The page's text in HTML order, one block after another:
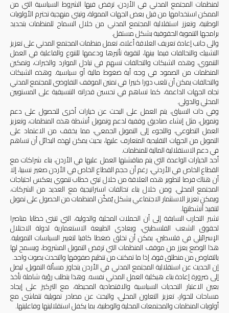
لمنظمات المجتمع المدني في الأردن، ترفض فيها الشروط السياسية التي من
الممكن استخدامها من قبل بعض الجهات الممولة، وتبني منهجية تحترم الأولويات
الوطنية، وتعزز استقلالية المجتمع المدني من خلال السماح للمنظمات بتحديد
برامجها التنموية الحقوقية بشكل مستقل.
والى جانب إعادة تعريف العلاقة أعلاه، تعمل منظمات المجتمع المدني على تعزيز
التشبيك والتحالفات فيما بينها، لتقوية تأثيرها ودعمها للتنوع والفاعلية في العمل
التنموي، وهذه الشبكات والتحالفات تسهم في تبادل الموارد والخبرات، وتمكين
المنظمات من الصمود في وجه أية ضغوط مالية أو سياسية. وهذه الشبكات
والتحالفات يمكن أن تلعب دورا كبيرا في تمتين الموقف التفاوضي للمجتمع المدني
تجاه الجهات الداعمة، كما تساهم في تحسين قدراته التنسيقية على المستويين
المحلي والدولي.
وفي ذات السياق، يتم العمل على البحث عن خيارات أخرى للحصول على دعم
وتمويل، مثل إنشاء صناديق وقفية لدعم وتمويل أنشطة هذه المنظمات، وتعزيز
العمل التطوعي، واللجوء إلى التمويل الجمعي، مما يخفف من الاعتماد على
التمويل من الجهات التقليدية المتعارف عليها، بحيث يمكن لهذه البدائل أن تساهم
في دعم الاستقلالية المالية للمنظمات.
أحد الخيارات الواعدة التي يتم مناقشتها العمل عليها في الأردن، بناء شراكات مع
القطاع الخاص في الأردني، رغم أن حجم القطاع الخاص في الأردن صغير نسبيا، إلا
أن هناك فرصا لتطوير هذه العلاقة من خلال تبني خطاب تنموي يعكس احتياجات
المجتمع المحلي. ومن خلال بناء تحالفات استراتيجية مع العديد من الشركات،
ويمكن تعزيز الاستثمار الاجتماعي بشكل يُمكّن المنظمات من الحصول على تمويل
لتنفيذ أنشطتها.
تشير التجارب السابقة إلى أن الحملات المحلية والدولية، التي تتبنى خطابا مناصرا
لحقوق الشعب الفلسطيني، ويعادي الطبيعة الاستعمارية لدولة الاحتلال
الإسرائيلي في فلسطين، يمكن أن تخلق ضغطا كافيا لتغيير السياسات التمويلية.
هذا الوضع يعزز من موقف المنظمات التي ترفض التمويل المشروط، ويسمح لها
بالتفاوض من منطلق قوة، إذا ما تمكنت من تنظيم صفوفها والتحدث بصوت واحد.
إن الحديث عن استقلالية المجتمع المدني في الأردن يتجاوز مسألة التمويل، ليصل
إلى ضرورة إعادة بناء هيكلية العمل المدني نفسه. وهذا يتطلب رؤية شاملة تأخذ
بعين الاعتبار التحديات السياسية والاقتصادية المحيطة، مع التركيز على إيجاد
مساحات للحوار، تعزيز التعاون المحلي، والبحث عن مصادر تمويلية تتماشى مع
أولويات المنظمات والمجتمعات المحلية والوطنية، بما يكفل استقلاليتها وفاعليتها.